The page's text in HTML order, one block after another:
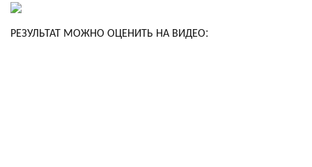
РЕЗУЛЬТАТ МОЖНО ОЦЕНИТЬ НА ВИДЕО: